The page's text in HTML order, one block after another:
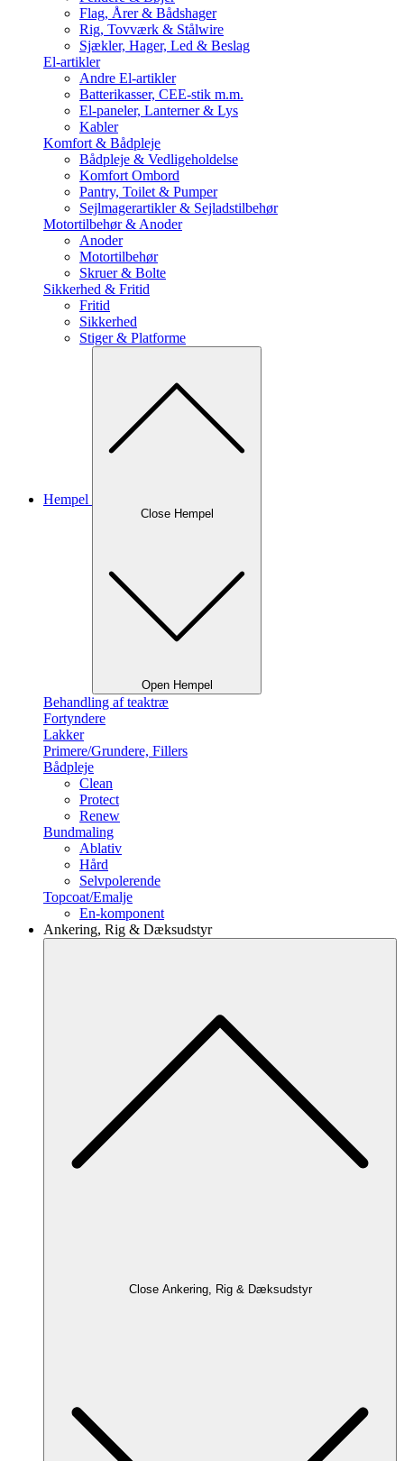
Flag, Årer & Bådshager
Rig, Tovværk & Stålwire
Sjækler, Hager, Led & Beslag
El-artikler
Andre El-artikler
Batterikasser, CEE-stik m.m.
El-paneler, Lanterner & Lys
Kabler
Komfort & Bådpleje
Bådpleje & Vedligeholdelse
Komfort Ombord
Pantry, Toilet & Pumper
Sejlmagerartikler & Sejladstilbehør
Motortilbehør & Anoder
Anoder
Motortilbehør
Skruer & Bolte
Sikkerhed & Fritid
Fritid
Sikkerhed
Stiger & Platforme
Hempel
Close Hempel
Open Hempel
Behandling af teaktræ
Fortyndere
Lakker
Primere/Grundere, Fillers
Bådpleje
Clean
Protect
Renew
Bundmaling
Ablativ
Hård
Selvpolerende
Topcoat/Emalje
En-komponent
Ankering, Rig & Dæksudstyr
Close Ankering, Rig & Dæksudstyr